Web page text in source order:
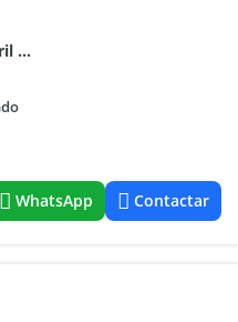
Avenida Salvador María Del Carril 4100
WhatsApp Contactar